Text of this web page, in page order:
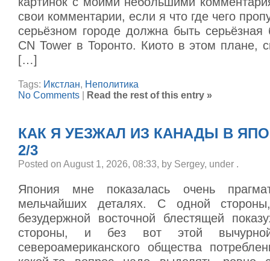
свои комментарии, если я что где чего
серьёзном городе должна быть
CN Tower в Торонто. Киото в этом плане,
[…]
Tags: Икстлан, Неполитика
No Comments
Read the rest of this entry »
КАК Я УЕЗЖАЛ ИЗ КАНАДЫ В
2/3
Posted on August 1, 2026, 08:33, by Sergey, under .
Япония мне показалась очень
мельчайших деталях. С одной
безудержной восточной блестящей
стороны, и без вот этой вычурной
североамериканского общества